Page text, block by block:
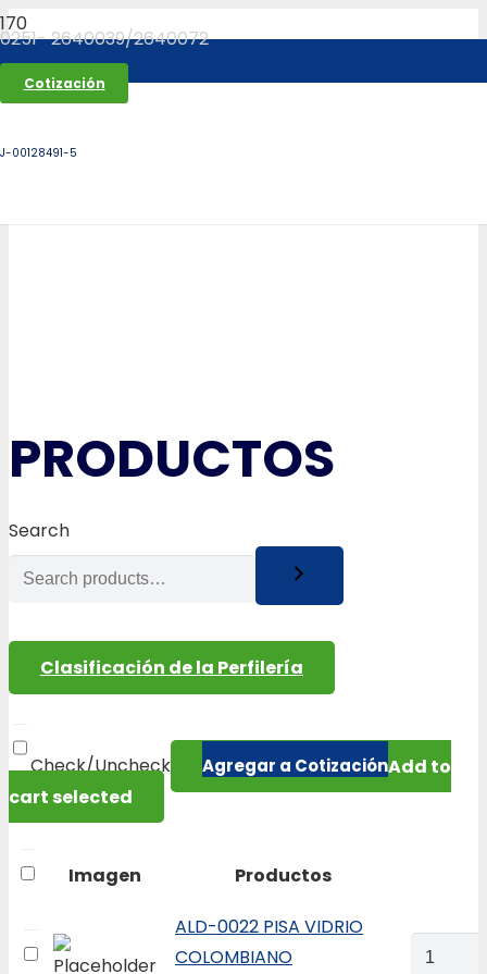
0251- 2640039/2640072
Cotización
J-00128491-5
PRODUCTOS
Search
Clasificación de la Perfilería
Check/Uncheck
Add to
cart selected
Imagen Productos
ALD-0022 PISA VIDRIO
COLOMBIANO
ALD-